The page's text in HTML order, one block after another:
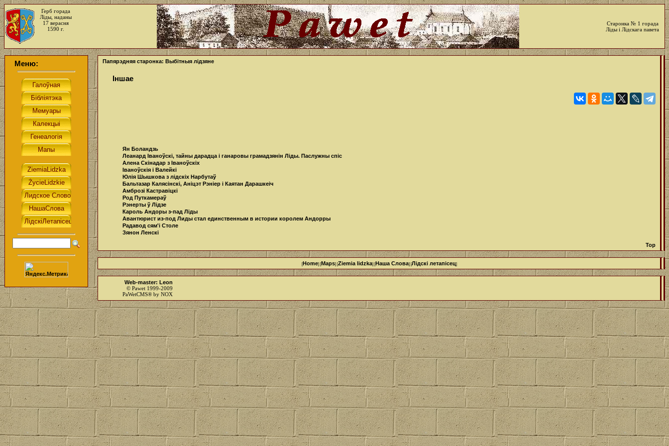
Герб горада
Ліды, наданы
17 верасня
1590 г.
Старонка № 1 горада
Ліды і Лідскага павета
Меню: Папярэдняя старонка: Выбітныя лідзяне
Іншае
Ян Боландзь
Леанард Іваноўскі, тайны дарадца і ганаровы грамадзянін Ліды. Паслужны спіс
Алена Скінадар з Іваноўскіх
Іваноўскія і Валейкі
Юлія Шышкова з лідскіх Нарбутаў
Бальтазар Калясінскі, Аніцэт Рэніер і Каятан Дарашкеіч
Амброзі Кастравіцкі
Род Путкамераў
Рэнерты ў Лідзе
Кароль Андоры з-пад Ліды
Авантюрист из-под Лиды стал единственным в истории королем Андорры
Радавод сям'і Столе
Зянон Ленскі
Top
[Home] [Maps] [Ziemia lidzka] [Наша Cлова] [Лідскі летапісец]
Web-master: Leon
© Pawet 1999-2009
PaWetCMS® by NOX